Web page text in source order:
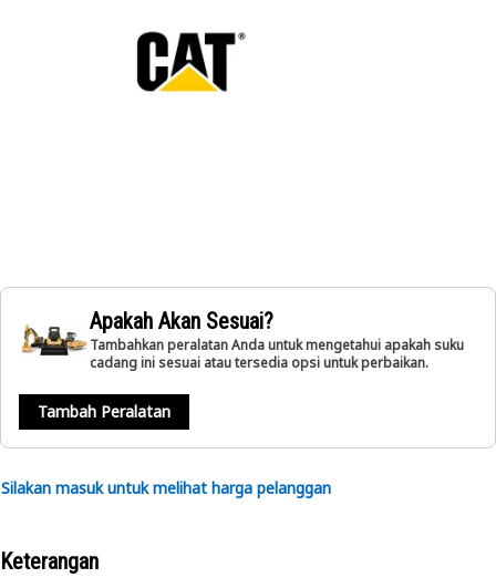
Apakah Akan Sesuai?
Tambahkan peralatan Anda untuk mengetahui apakah suku
cadang ini sesuai atau tersedia opsi untuk perbaikan.
Tambah Peralatan
Silakan masuk untuk melihat harga pelanggan
Keterangan